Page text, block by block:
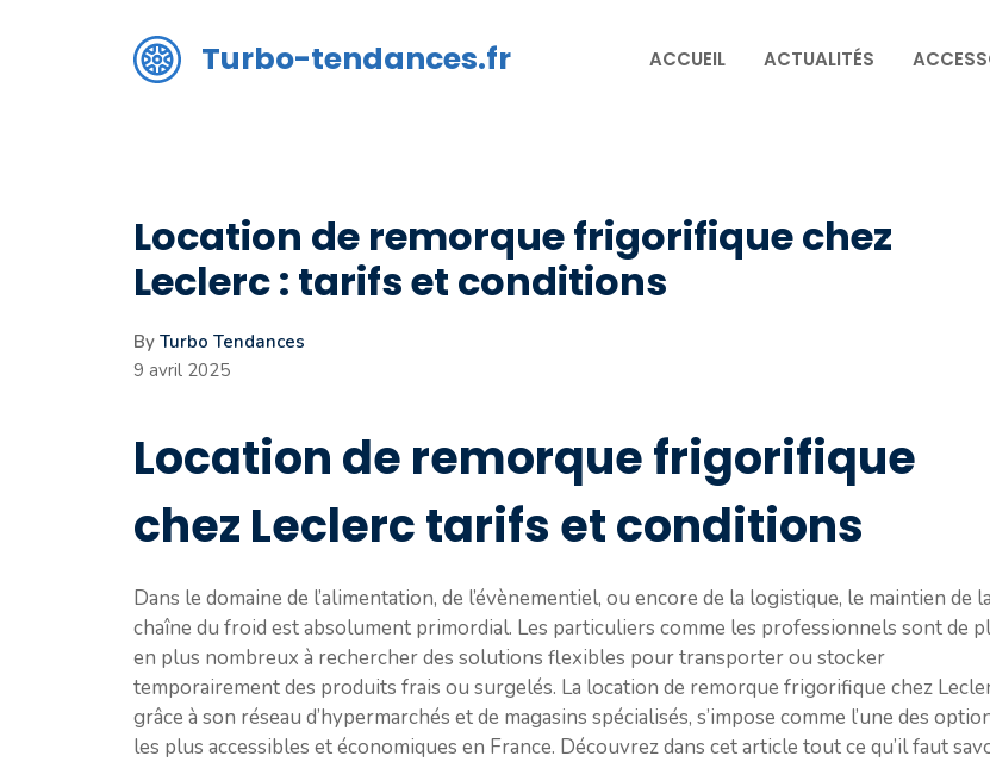
Turbo-tendances.fr ACCUEIL ACTUALITÉS
Location de remorque frigorifique chez
Leclerc : tarifs et conditions
By Turbo Tendances
9 avril 2025
Location de remorque frigorifique
chez Leclerc tarifs et conditions
Dans le domaine de l’alimentation, de l’évènementiel, ou encore de la logistique, le maintien de la
chaîne du froid est absolument primordial. Les particuliers comme les professionnels sont de
en plus nombreux à rechercher des solutions flexibles pour transporter ou stocker
temporairement des produits frais ou surgelés. La location de remorque frigorifique chez
grâce à son réseau d’hypermarchés et de magasins spécialisés, s’impose comme l’une des
les plus accessibles et économiques en France. Découvrez dans cet article tout ce qu’il faut